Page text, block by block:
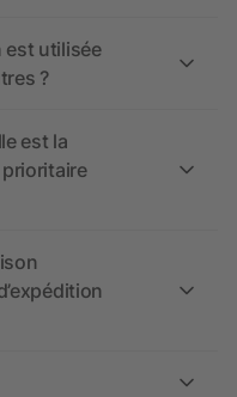
est utilisée
?
est la